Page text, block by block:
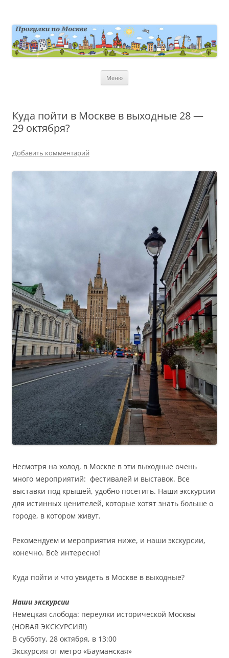
Меню
Куда пойти в Москве в выходные 28 —
29 октября?
Добавить комментарий
Несмотря на холод, в Москве в эти выходные очень
много мероприятий: фестивалей и выставок. Все
выставки под крышей, удобно посетить. Наши экскурсии
для истинных ценителей, которые хотят знать больше о
городе, в котором живут.
Рекомендуем и мероприятия ниже, и наши экскурсии,
конечно. Всё интересно!
Куда пойти и что увидеть в Москве в выходные?
Наши экскурсии
Немецкая слобода: переулки исторической Москвы
(НОВАЯ ЭКСКУРСИЯ!)
В субботу, 28 октября, в 13:00
Экскурсия от метро «Бауманская»